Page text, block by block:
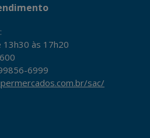
13h30 às 17h20
6999
sac/